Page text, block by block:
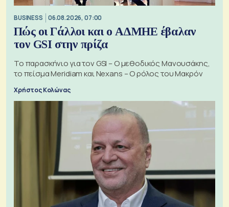
BUSINESS 06.08.2026, 07:00
Πώς οι Γάλλοι και ο ΑΔΜΗΕ έβαλαν
τον GSI στην πρίζα
Το παρασκήνιο για τον GSI – Ο μεθοδικός Μανουσάκης,
το πείσμα Meridiam και Nexans – Ο ρόλος του Μακρόν
Χρήστος Κολώνας